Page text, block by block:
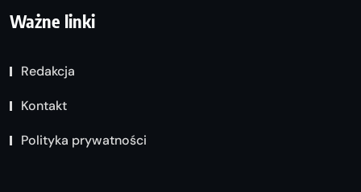
Ważne linki
Redakcja
Kontakt
Polityka prywatności